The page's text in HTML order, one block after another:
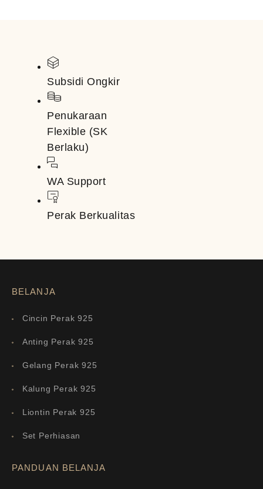
Subsidi Ongkir
Penukaraan
Flexible (SK
Berlaku)
WA Support
Perak Berkualitas
BELANJA
Cincin Perak 925
Anting Perak 925
Gelang Perak 925
Kalung Perak 925
Liontin Perak 925
Set Perhiasan
PANDUAN BELANJA